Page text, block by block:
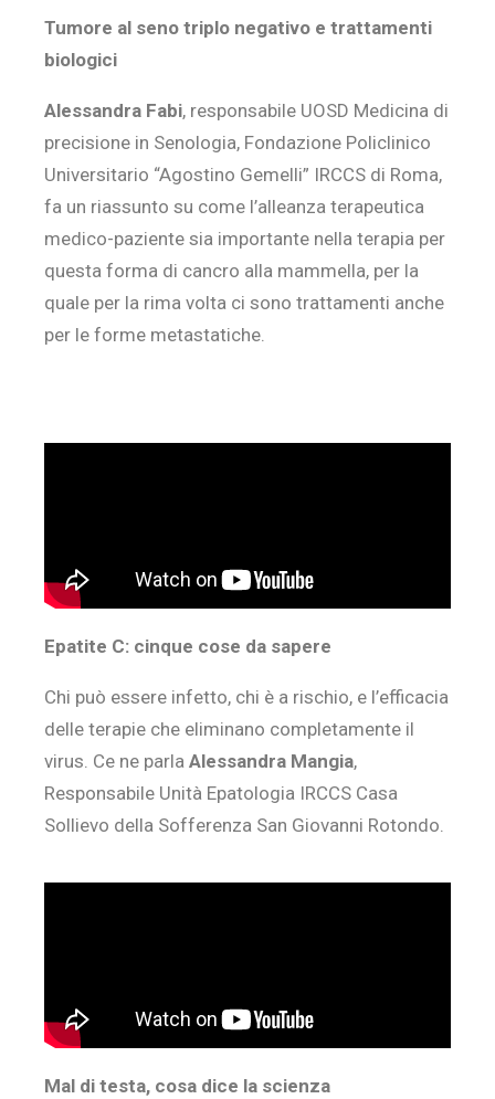
Tumore al seno triplo negativo e trattamenti
biologici
Alessandra Fabi, responsabile UOSD Medicina di
precisione in Senologia, Fondazione Policlinico
Universitario “Agostino Gemelli” IRCCS di Roma,
fa un riassunto su come l’alleanza terapeutica
medico-paziente sia importante nella terapia per
questa forma di cancro alla mammella, per la
quale per la rima volta ci sono trattamenti anche
per le forme metastatiche.
Epatite C: cinque cose da sapere
Chi può essere infetto, chi è a rischio, e l’efficacia
delle terapie che eliminano completamente il
virus. Ce ne parla Alessandra Mangia,
Responsabile Unità Epatologia IRCCS Casa
Sollievo della Sofferenza San Giovanni Rotondo.
Mal di testa, cosa dice la scienza